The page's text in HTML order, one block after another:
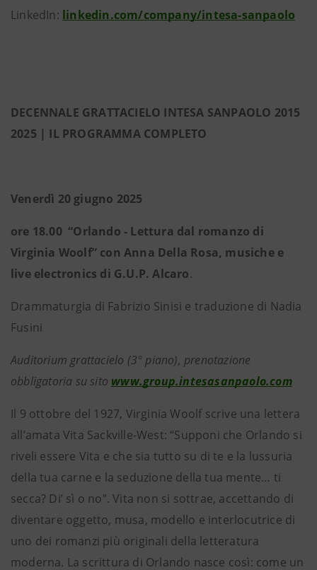
LinkedIn: linkedin.com/company/intesa-sanpaolo
DECENNALE GRATTACIELO INTESA SANPAOLO 2015
2025 | IL PROGRAMMA COMPLETO
Venerdì 20 giugno 2025
ore 18.00 “Orlando - Lettura dal romanzo di
Virginia Woolf” con Anna Della Rosa, musiche e
live electronics di G.U.P. Alcaro.
Drammaturgia di Fabrizio Sinisi e traduzione di Nadia
Fusini
Auditorium grattacielo (3° piano), prenotazione
obbligatoria su sito www.group.intesasanpaolo.com
Il 9 ottobre del 1927, Virginia Woolf scrive una lettera
all’amata Vita Sackville-West: “Supponi che Orlando si
riveli essere Vita e che sia tutto su di te e la lussuria
della tua carne e la seduzione della tua mente… ti
secca? Di’ sì o no”. Vita non si sottrae, accettando di
diventare oggetto, musa, modello e interlocutrice di
uno dei romanzi più originali della letteratura
moderna. La scrittura di Orlando nasce così: come un